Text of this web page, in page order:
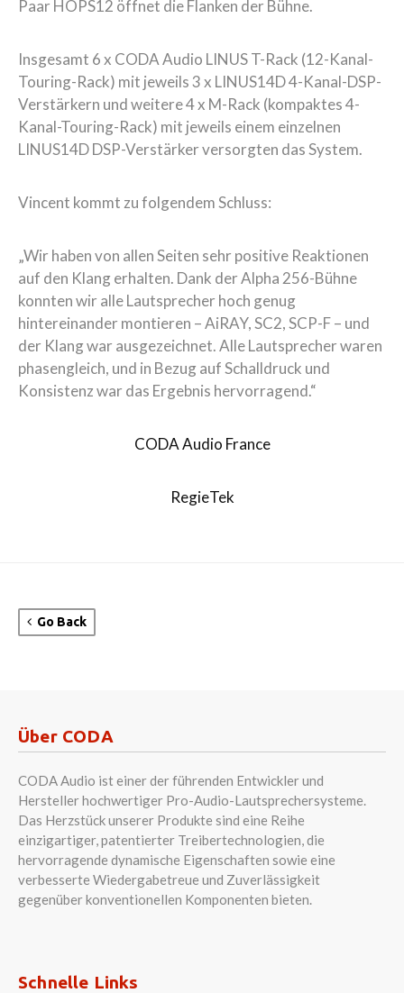
Paar HOPS12 öffnet die Flanken der Bühne.
Insgesamt 6 x CODA Audio LINUS T-Rack (12-Kanal-
Touring-Rack) mit jeweils 3 x LINUS14D 4-Kanal-DSP-
Verstärkern und weitere 4 x M-Rack (kompaktes 4-
Kanal-Touring-Rack) mit jeweils einem einzelnen
LINUS14D DSP-Verstärker versorgten das System.
Vincent kommt zu folgendem Schluss:
„Wir haben von allen Seiten sehr positive Reaktionen
auf den Klang erhalten. Dank der Alpha 256-Bühne
konnten wir alle Lautsprecher hoch genug
hintereinander montieren – AiRAY, SC2, SCP-F – und
der Klang war ausgezeichnet. Alle Lautsprecher waren
phasengleich, und in Bezug auf Schalldruck und
Konsistenz war das Ergebnis hervorragend.“
CODA Audio France
RegieTek
Go Back
Über CODA
CODA Audio ist einer der führenden Entwickler und
Hersteller hochwertiger Pro-Audio-Lautsprechersysteme.
Das Herzstück unserer Produkte sind eine Reihe
einzigartiger, patentierter Treibertechnologien, die
hervorragende dynamische Eigenschaften sowie eine
verbesserte Wiedergabetreue und Zuverlässigkeit
gegenüber konventionellen Komponenten bieten.
Schnelle Links